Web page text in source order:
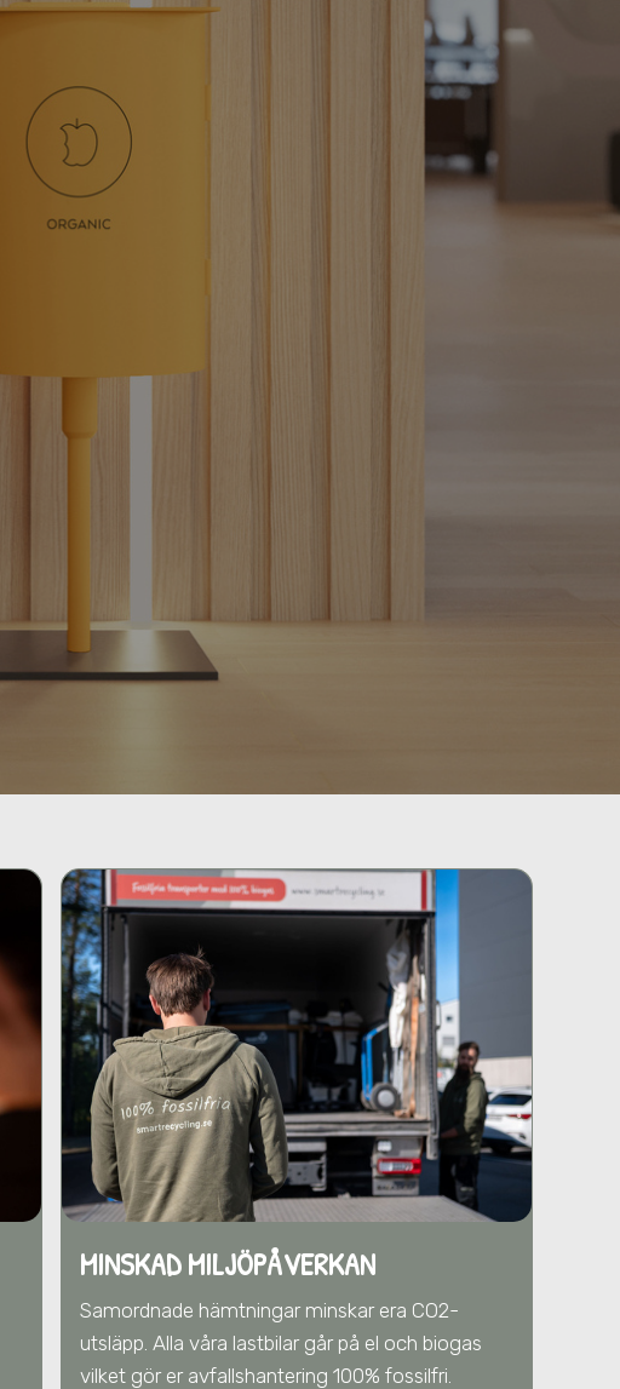
MINSKAD MILJÖPÅVERKAN
Samordnade hämtningar minskar era CO2-
utsläpp. Alla våra lastbilar går på el och biogas
vilket gör er avfallshantering 100% fossilfri.